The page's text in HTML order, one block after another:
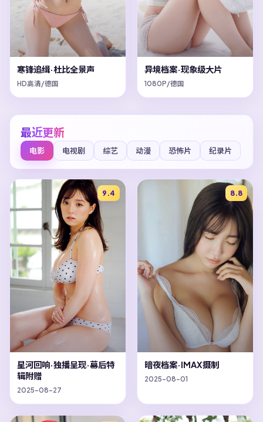
寒锋追缉·杜比全景声
HD高清/德国
异境档案·现象级大片
1080P/德国
最近更新
电影 电视剧 综艺 动漫 恐怖片 纪录片
9.4
星河回响·独播呈现·幕后特
辑附赠
2025-08-27
8.8
暗夜档案·IMAX摄制
2025-08-01